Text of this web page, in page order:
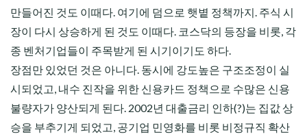
만들어진 것도 이때다. 여기에 덤으로 햇볕 정책까지. 주식 시
장이 다시 상승하게 된 것도 이때다. 코스닥의 등장을 비롯, 각
종 벤처기업들이 주목받게 된 시기이기도 하다.
장점만 있었던 것은 아니다. 동시에 강도높은 구조조정이 실
시되었고, 내수 진작을 위한 신용카드 정책으로 수많은 신용
불량자가 양산되게 된다. 2002년 대출금리 인하(?)는 집값 상
승을 부추기게 되었고, 공기업 민영화를 비롯 비정규직 확산